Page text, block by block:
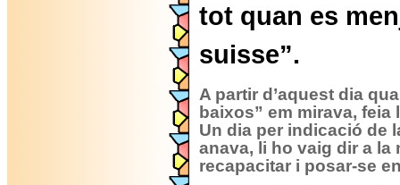
tot quan es
suisse”.
A partir d’aquest dia
baixos” em mirava, feia
Un dia per indicació de
anava, li ho vaig dir a la
recapacitar i posar-se